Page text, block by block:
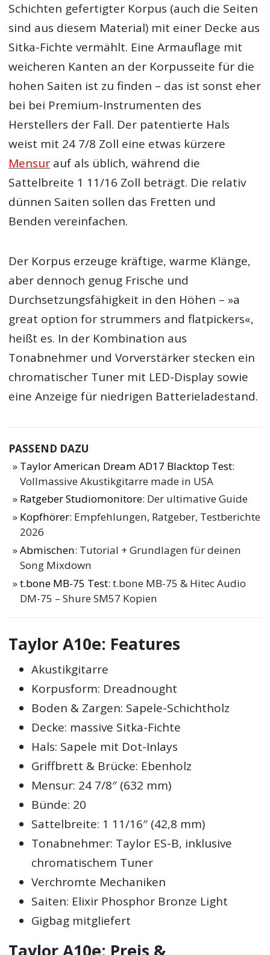
Schichten gefertigter Korpus (auch die Seiten
sind aus diesem Material) mit einer Decke aus
Sitka-Fichte vermählt. Eine Armauflage mit
weicheren Kanten an der Korpusseite für die
hohen Saiten ist zu finden – das ist sonst eher
bei bei Premium-Instrumenten des
Herstellers der Fall. Der patentierte Hals
weist mit 24 7/8 Zoll eine etwas kürzere
Mensur auf als üblich, während die
Sattelbreite 1 11/16 Zoll beträgt. Die relativ
dünnen Saiten sollen das Fretten und
Benden vereinfachen.
Der Korpus erzeuge kräftige, warme Klänge,
aber dennoch genug Frische und
Durchsetzungsfähigkeit in den Höhen – »a
great option for strummers and flatpickers«,
heißt es. In der Kombination aus
Tonabnehmer und Vorverstärker stecken ein
chromatischer Tuner mit LED-Display sowie
eine Anzeige für niedrigen Batterieladestand.
PASSEND DAZU
Taylor American Dream AD17 Blacktop Test:
Vollmassive Akustikgitarre made in USA
Ratgeber Studiomonitore: Der ultimative Guide
Kopfhörer: Empfehlungen, Ratgeber, Testberichte
2026
Abmischen: Tutorial + Grundlagen für deinen
Song Mixdown
t.bone MB-75 Test: t.bone MB-75 & Hitec Audio
DM-75 – Shure SM57 Kopien
Taylor A10e: Features
Akustikgitarre
Korpusform: Dreadnought
Boden & Zargen: Sapele-Schichtholz
Decke: massive Sitka-Fichte
Hals: Sapele mit Dot-Inlays
Griffbrett & Brücke: Ebenholz
Mensur: 24 7/8″ (632 mm)
Bünde: 20
Sattelbreite: 1 11/16″ (42,8 mm)
Tonabnehmer: Taylor ES-B, inklusive
chromatischem Tuner
Verchromte Mechaniken
Saiten: Elixir Phosphor Bronze Light
Gigbag mitgliefert
Taylor A10e: Preis &